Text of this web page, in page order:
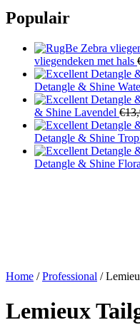
Populair
vliegendeken met hals
Detangle & Shine
& Shine Lavendel €
Detangle & Shine
Detangle & Shine
Home /Professional /
Lemieux